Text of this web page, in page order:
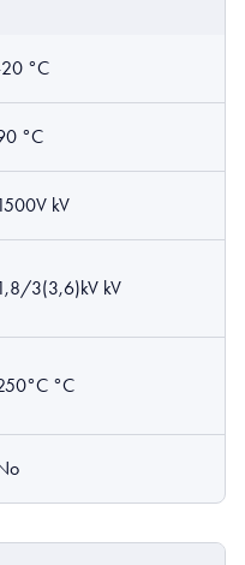
°C
°C
kV
3(3,6)kV kV
°C